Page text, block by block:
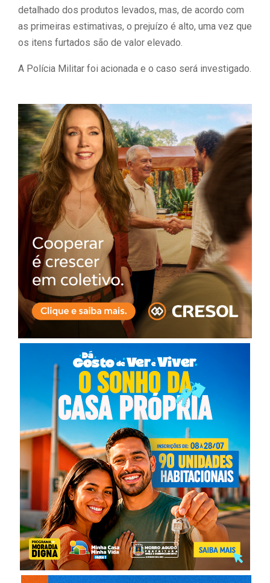
detalhado dos produtos levados, mas, de acordo com
as primeiras estimativas, o prejuízo é alto, uma vez que
os itens furtados são de valor elevado.
A Polícia Militar foi acionada e o caso será investigado.